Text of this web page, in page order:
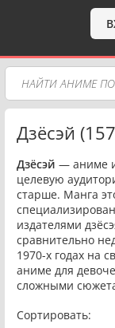
Дзёсэй
Дзёсэй — аниме
целевую
старше. Манга
издателями
сравнительно
1970-х годах на
аниме для
сложными
Сортировать: